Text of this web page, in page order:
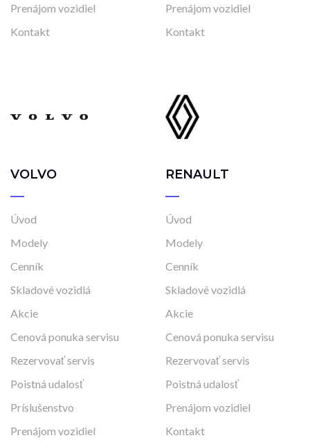
Prenájom vozidiel
Kontakt
Prenájom vozidiel
Kontakt
VOLVO
Úvod
Modely
Cenník
Skladové vozidlá
Akcie
Cenová ponuka servisu
Rezervovať servis
Poistná udalosť
Príslušenstvo
Prenájom vozidiel
RENAULT
Úvod
Modely
Cenník
Skladové vozidlá
Akcie
Cenová ponuka servisu
Rezervovať servis
Poistná udalosť
Prenájom vozidiel
Kontakt